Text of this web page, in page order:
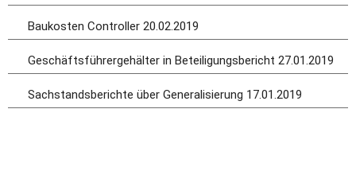
Baukosten Controller 20.02.2019
Geschäftsführergehälter in Beteiligungsbericht 27.01.2019
Sachstandsberichte über Generalisierung 17.01.2019